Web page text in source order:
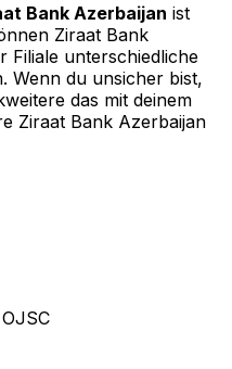
Bank Azerbaijan ist
Ziraat Bank
Filiale unterschiedliche
Wenn du unsicher bist,
das mit deinem
Ziraat Bank Azerbaijan